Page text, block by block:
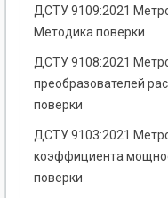
ДСТУ 9109:2021
Методика поверки
ДСТУ 9108:2021
преобразователей
поверки
ДСТУ 9103:2021
коэффициента
поверки